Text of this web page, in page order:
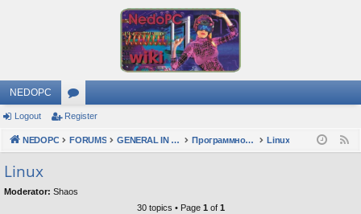
NEDOPC
or
u
s
Logout Register
NEDOPC FORUMS GENERAL IN RUSSIAN Программное обеспечение Linux
Linux
Moderator: Shaos
30 topics • Page 1 of 1